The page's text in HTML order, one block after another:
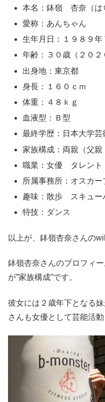
本名：鉢嶺 杏奈（は
愛称：あんちゃん
生年月日：１９８９年
年齢：３０歳（２０２
出身地：東京都
身長：１６０ｃｍ
体重：４８ｋｇ
血液型：Ｂ型
最終学歴：日本大学芸
家族構成：両親（父
職業：女優 タレント
所属事務所：オスカ
趣味：散歩 スキュー
特技：ダンス
以上が、鉢嶺杏奈さんの
鉢嶺杏奈さんのプロフィ
が”家族構成”です。
彼女には２歳年下となる
さんも女優として芸能活